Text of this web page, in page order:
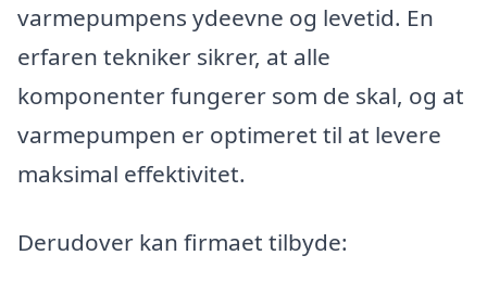
varmepumpens ydeevne og levetid. En
erfaren tekniker sikrer, at alle
komponenter fungerer som de skal, og at
varmepumpen er optimeret til at levere
maksimal effektivitet.
Derudover kan firmaet tilbyde: